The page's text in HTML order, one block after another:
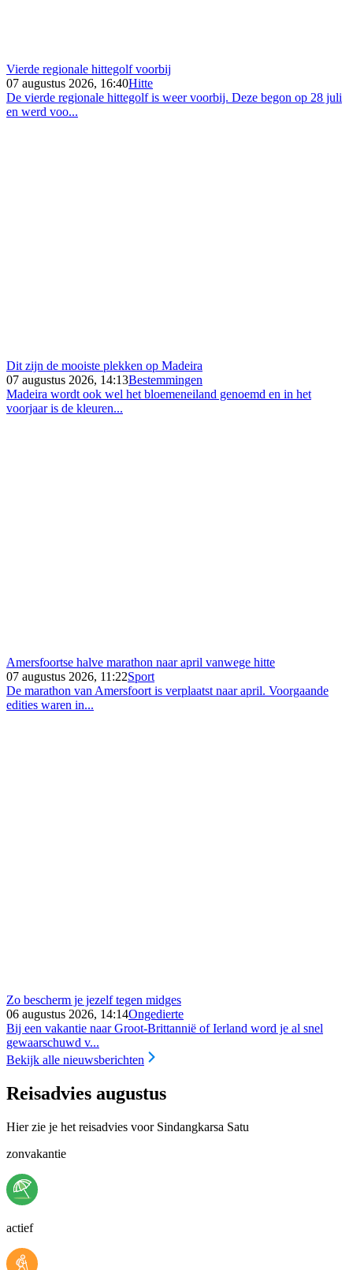
Vierde regionale hittegolf voorbij
07 augustus 2026, 16:40Hitte
De vierde regionale hittegolf is weer voorbij. Deze begon op 28 juli
en werd voo...
Dit zijn de mooiste plekken op Madeira
07 augustus 2026, 14:13Bestemmingen
Madeira wordt ook wel het bloemeneiland genoemd en in het
voorjaar is de kleuren...
Amersfoortse halve marathon naar april vanwege hitte
07 augustus 2026, 11:22Sport
De marathon van Amersfoort is verplaatst naar april. Voorgaande
edities waren in...
Zo bescherm je jezelf tegen midges
06 augustus 2026, 14:14Ongedierte
Bij een vakantie naar Groot-Brittannië of Ierland word je al snel
gewaarschuwd v...
Bekijk alle nieuwsberichten
Reisadvies augustus
Hier zie je het reisadvies voor Sindangkarsa Satu
zonvakantie
actief